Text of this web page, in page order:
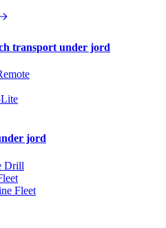
transport under jord
jord
Drill
Fleet